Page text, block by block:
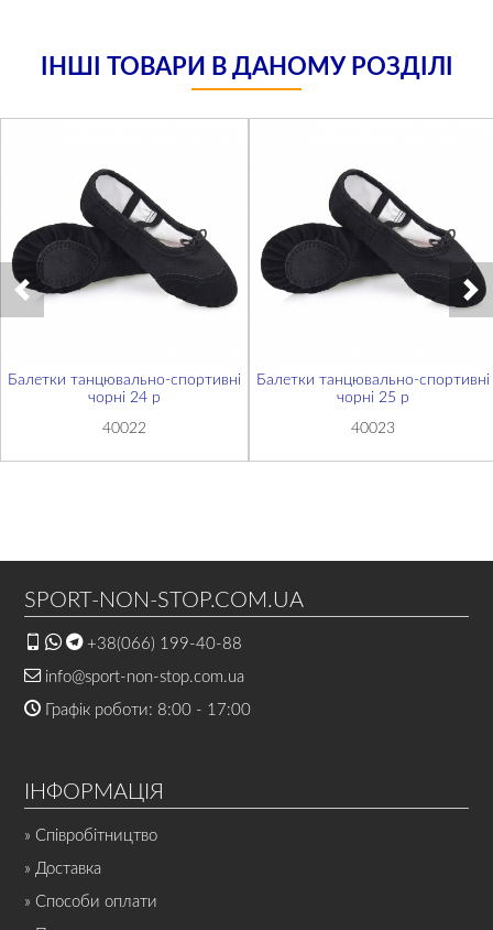
ІНШІ ТОВАРИ В ДАНОМУ РОЗДІЛІ
Балетки танцювально-спортивні
чорні 24 р
40022
Балетки танцювально-спортивні
чорні 25 р
40023
SPORT-NON-STOP.COM.UA
+38(066) 199-40-88
info@sport-non-stop.com.ua
Графік роботи: 8:00 - 17:00
ІНФОРМАЦІЯ
» Співробітництво
» Доставка
» Способи оплати